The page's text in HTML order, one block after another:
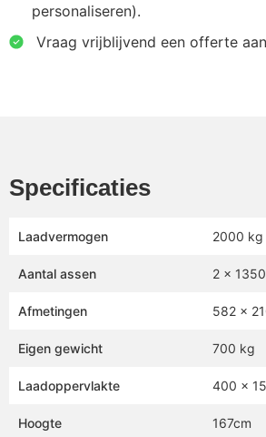
personaliseren).
⁠Vraag vrijblijvend een offerte
Specificaties
Laadvermogen 2000 kg
Aantal assen 2 x
Afmetingen 582 x
Eigen gewicht 700 kg
Laadoppervlakte 400 x
Hoogte 167cm